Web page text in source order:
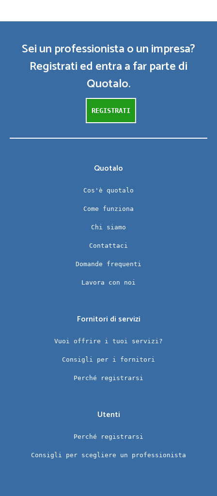
Sei un professionista o un impresa?
Registrati ed entra a far parte di
Quotalo.
REGISTRATI
Quotalo
Cos'è quotalo
Come funziona
Chi siamo
Contattaci
Domande frequenti
Lavora con noi
Fornitori di servizi
Vuoi offrire i tuoi servizi?
Consigli per i fornitori
Perché registrarsi
Utenti
Perché registrarsi
Consigli per scegliere un professionista